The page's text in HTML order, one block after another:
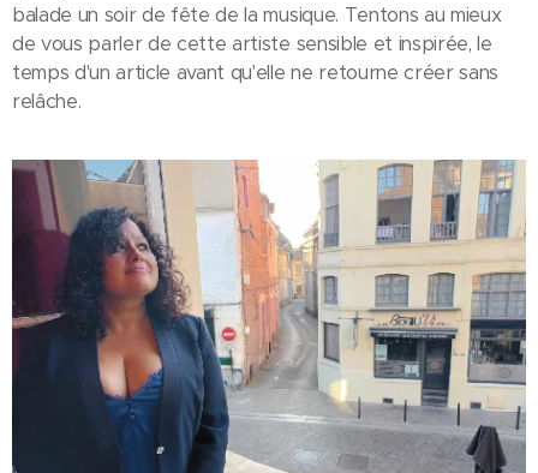
balade un soir de fête de la musique. Tentons au mieux
de vous parler de cette artiste sensible et inspirée, le
temps d'un article avant qu'elle ne retourne créer sans
relâche.